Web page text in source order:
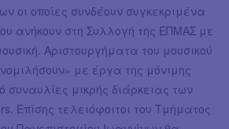
οι οποίες συνδέουν συγκεκριμένα
ανήκουν στη Συλλογή της ΕΠΜΑΣ με
Αριστουργήματα του μουσικού
με έργα της μόνιμης
μικρής διάρκειας των
Επίσης τελειόφοιτοι του Τμήματος